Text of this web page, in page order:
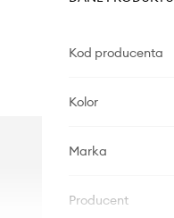
Kod producenta
Kolor
Marka
Producent